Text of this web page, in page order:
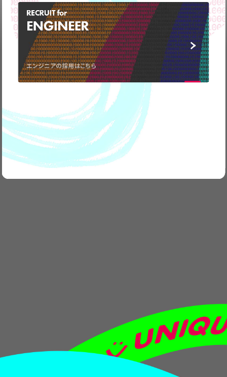
RECRUIT for
ENGINEER
エンジニアの採用はこちら
CONTACTUS
弊社の事業についてや、
取材のお問い合わせなど
お気軽にご連絡ください。